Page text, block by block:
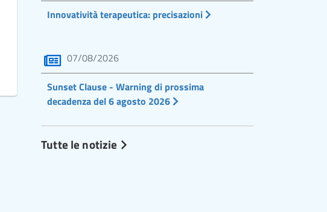
Innovatività terapeutica: precisazioni
07/08/2026
Sunset Clause - Warning di prossima
decadenza del 6 agosto 2026
Tutte le notizie